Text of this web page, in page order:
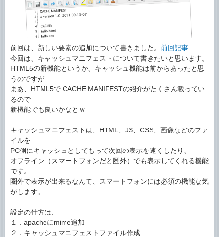
前回は、新しい要素の追加について書きました。 前回記事
今回は、キャッシュマニフェストについて書きたいと思います。
HTML5の新機能というか、キャッシュ機能は前からあったと思
うのですが
まあ、HTML5で CACHE MANIFESTの紹介がたくさん載ってい
るので
新機能でも良いかなとｗ
キャッシュマニフェストは、HTML、JS、CSS、画像などのファ
イルを
PC側にキャッシュとしてもって次回の表示を速くしたり、
オフライン（スマートフォンだと圏外）でも表示してくれる機能
です。
圏外で表示が出来るなんて、スマートフォンには必須の機能な気
がします。
設定の仕方は、
１．apacheにmime追加
２．キャッシュマニフェストファイル作成